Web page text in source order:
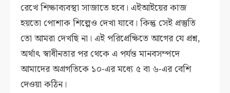
রেখে শিক্ষাব্যবস্থা সাজাতে হবে। এইআইয়ের কাজ
হয়তো পোশাক শিল্পেও দেখা যাবে। কিন্তু সেই প্রস্তুতি
তো আমরা দেখছি না। এই পরিপ্রেক্ষিতে আগের যে প্রশ্ন,
অর্থাৎ স্বাধীনতার পর থেকে এ পর্যন্ত মানবসম্পদে
আমাদের অগ্রগতিকে ১০-এর মধ্যে ৫ বা ৬-এর বেশি
দেওয়া কঠিন।